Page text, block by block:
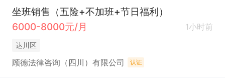
坐班销售（五险+不加班+节日福利）
6000-8000元/月
1小时前
达川区
顾德法律咨询（四川）有限公司 认证